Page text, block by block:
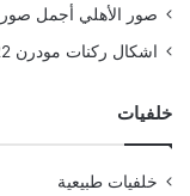
صور الأهلي أجمل صور
اشكال ركنات مودرن 2022 بتصميمات رائعة
خلفيات
خلفيات طبيعية